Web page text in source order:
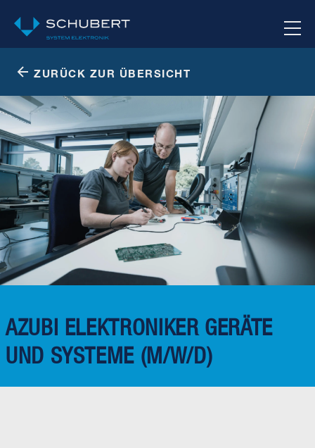
ZURÜCK ZUR ÜBERSICHT
AZUBI ELEKTRONIKER GERÄTE
UND SYSTEME (M/W/D)